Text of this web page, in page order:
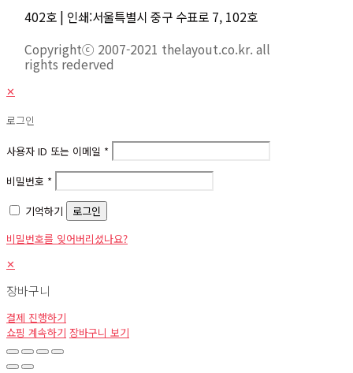
402호 | 인쇄:서울특별시 중구 수표로 7, 102호
Copyrightⓒ 2007-2021 thelayout.co.kr. all
rights rederved
✕
로그인
사용자 ID 또는 이메일 *
비밀번호 *
기억하기
로그인
비밀번호를 잊어버리셨나요?
✕
장바구니
결제 진행하기
쇼핑 계속하기 장바구니 보기